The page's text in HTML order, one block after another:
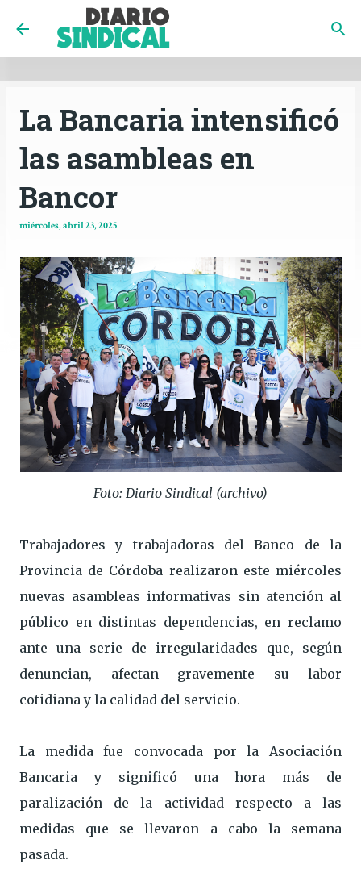
INICIO CÓRDOBA
Ir al contenido principal
La Bancaria intensificó
las asambleas en
Bancor
miércoles, abril 23, 2025
Foto: Diario Sindical (archivo)
Trabajadores y trabajadoras del Banco de la
Provincia de Córdoba realizaron este miércoles
nuevas asambleas informativas sin atención al
público en distintas dependencias, en reclamo
ante una serie de irregularidades que, según
denuncian, afectan gravemente su labor
cotidiana y la calidad del servicio.
La medida fue convocada por la Asociación
Bancaria y significó una hora más de
paralización de la actividad respecto a las
medidas que se llevaron a cabo la semana
pasada.